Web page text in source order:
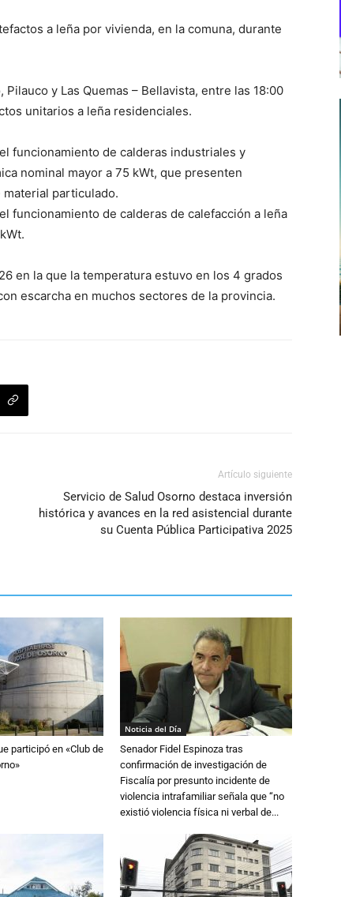
a leña por vivienda, en la comuna, durante
y Las Quemas – Bellavista, entre las 18:00
unitarios a leña residenciales.
funcionamiento de calderas industriales y
nominal mayor a 75 kWt, que presenten
particulado.
funcionamiento de calderas de calefacción a leña
en la que la temperatura estuvo en los 4 grados
escarcha en muchos sectores de la provincia.
Artículo siguiente
Servicio de Salud Osorno destaca inversión
histórica y avances en la red asistencial durante
su Cuenta Pública Participativa 2025
participó en «Club de
Noticia del Día
Senador Fidel Espinoza tras
confirmación de investigación de
Fiscalía por presunto incidente de
violencia intrafamiliar señala que “no
existió violencia física ni verbal de...